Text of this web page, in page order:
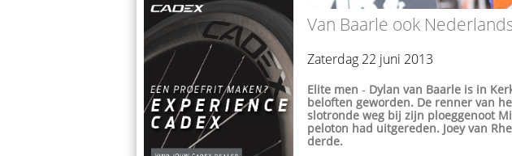
Van Baarle ook
Zaterdag 22 juni 2013
Elite men - Dylan van Baarle is in
beloften geworden. De renner van
slotronde weg bij zijn ploeggenoot
peloton had uitgereden. Joey van
derde.